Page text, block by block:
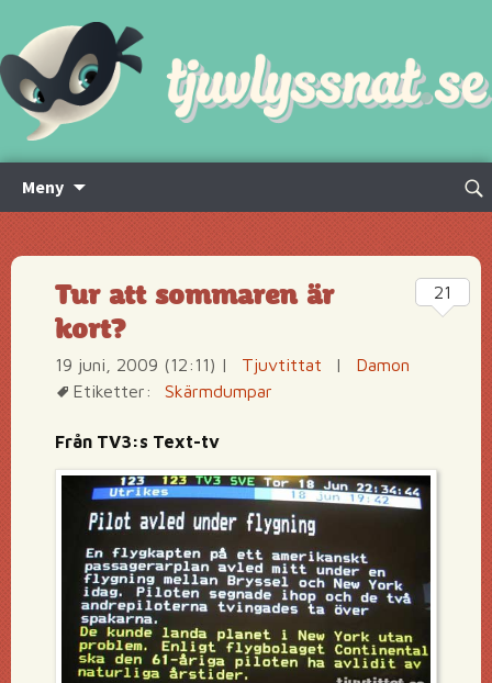
Meny
innehåll
Sök
Tur att sommaren är
kort?
19 juni, 2009 (12:11) | Tjuvtittat |
Damon
Etiketter:
Skärmdumpar
Från TV3:s Text-tv
21